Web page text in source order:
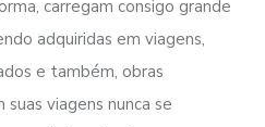
carregam consigo grande
adquiridas em viagens,
e também, obras
viagens nunca se